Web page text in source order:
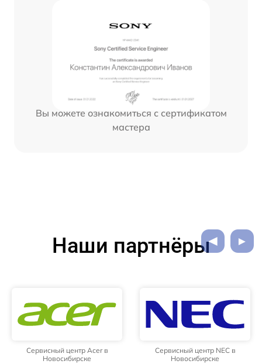
Вы можете ознакомиться с сертификатом
мастера
Наши партнёры
Сервисный центр Acer в
Новосибирске
Сервисный центр NEC в
Новосибирске